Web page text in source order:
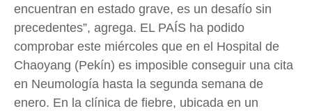
encuentran en estado grave, es un desafío sin
precedentes”, agrega. EL PAÍS ha podido
comprobar este miércoles que en el Hospital de
Chaoyang (Pekín) es imposible conseguir una cita
en Neumología hasta la segunda semana de
enero. En la clínica de fiebre, ubicada en un